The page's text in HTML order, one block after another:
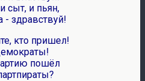
сыт, и пьян,
- здравствуй!
кто пришел!
пошёл